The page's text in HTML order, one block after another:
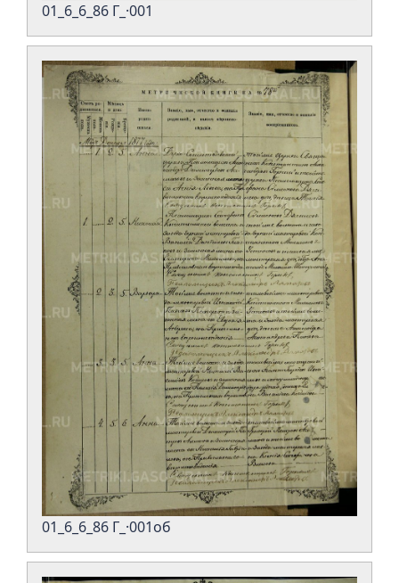
01_6_6_86 Г_·001
01_6_6_86 Г_·001об